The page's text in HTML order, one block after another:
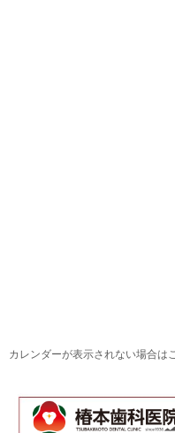
カレンダーが表示されない場合は